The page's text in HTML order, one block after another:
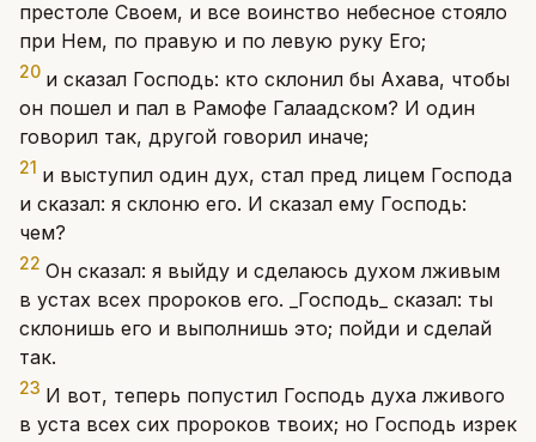
престоле Своем, и все воинство небесное стояло
при Нем, по правую и по левую руку Его;
20 и сказал Господь: кто склонил бы Ахава, чтобы
он пошел и пал в Рамофе Галаадском? И один
говорил так, другой говорил иначе;
21 и выступил один дух, стал пред лицем Господа
и сказал: я склоню его. И сказал ему Господь:
чем?
22 Он сказал: я выйду и сделаюсь духом лживым
в устах всех пророков его. _Господь_ сказал: ты
склонишь его и выполнишь это; пойди и сделай
так.
23 И вот, теперь попустил Господь духа лживого
в уста всех сих пророков твоих; но Господь изрек